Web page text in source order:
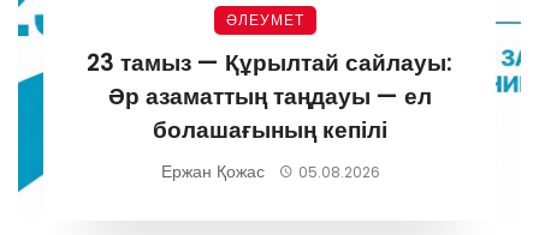
ӘЛЕУМЕТ
23 тамыз — Құрылтай сайлауы:
Әр азаматтың таңдауы — ел
болашағының кепілі
Ержан Қожас 05.08.2026